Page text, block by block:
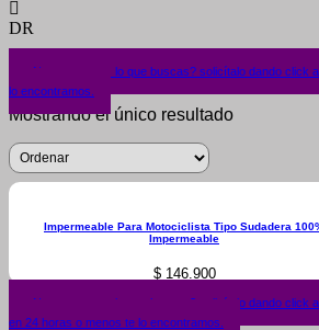
DR
¿No encuentras lo que buscas? solicítalo dando click
lo encontramos.
Mostrando el único resultado
Impermeable Para Motociclista Tipo Sudadera
Impermeable
$146.900
¿No encuentras lo que buscas? solicítalo dando click
en 24 horas o menos te lo encontramos.